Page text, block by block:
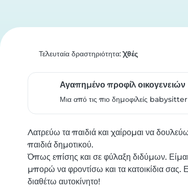
Τελευταία δραστηριότητα:Χθές
Αγαπημένο προφίλ οικογενειών
Μια από τις πιο δημοφιλείς
Λατρεύω τα παιδιά και χαίρομαι να
παιδιά δημοτικού.
Όπως επίσης και σε φύλαξη διδύμων.
μπορώ να φροντίσω και τα κατοικίδια σας.
διαθέτω αυτοκίνητο!